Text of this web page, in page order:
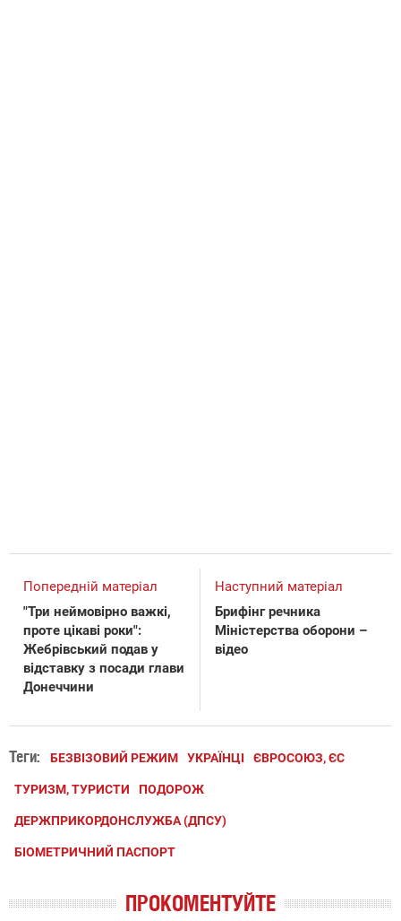
Попередній матеріал
"Три неймовірно важкі,
проте цікаві роки":
Жебрівський подав у
відставку з посади глави
Донеччини
Наступний матеріал
Брифінг речника
Міністерства оборони –
відео
Теги: БЕЗВІЗОВИЙ РЕЖИМ УКРАЇНЦІ ЄВРОСОЮЗ, ЄС
ТУРИЗМ, ТУРИСТИ ПОДОРОЖ
ДЕРЖПРИКОРДОНСЛУЖБА (ДПСУ)
БІОМЕТРИЧНИЙ ПАСПОРТ
ПРОКОМЕНТУЙТЕ